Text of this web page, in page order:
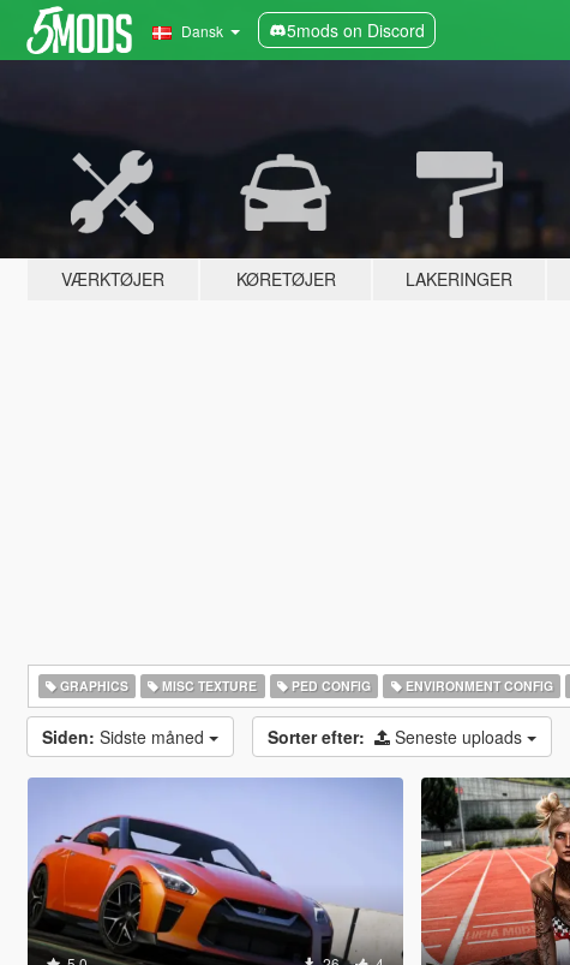
Dansk 5mods on Discord
VÆRKTØJER KØRETØJER LAKERINGER
GRAPHICS MISC TEXTURE PED CONFIG ENVIRONMENT CONFIG
Siden: Sidste måned Sorter efter: Seneste uploads